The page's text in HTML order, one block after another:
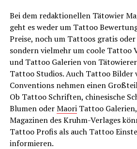
Bei dem redaktionellen Tätowier
geht es weder um Tattoo
Preise, noch um Tattoos gratis
sondern vielmehr um coole Tattoo
und Tattoo Galerien von
Tattoo Studios. Auch Tattoo Bilder
Conventions nehmen einen
Ob Tattoo Schriften, chinesische
Blumen oderMaori Tattoo
Magazinen des Kruhm-Verlages
Tattoo Profis als auch Tattoo
informieren.